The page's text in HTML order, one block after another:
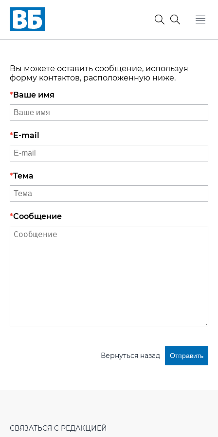
Вы можете оставить сообщение, используя
форму контактов, расположенную ниже.
Ваше имя
E-mail
Тема
Сообщение
Вернуться назад Отправить
СВЯЗАТЬСЯ С РЕДАКЦИЕЙ